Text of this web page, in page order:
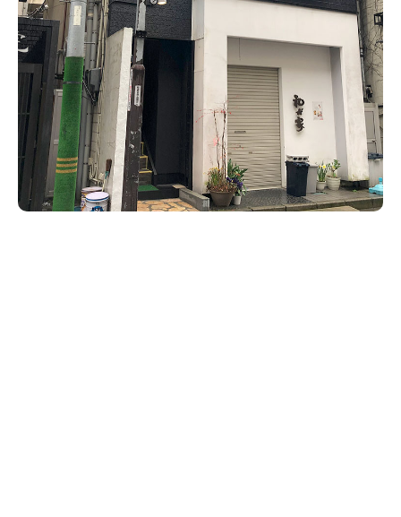
忘新年会・歓送迎会